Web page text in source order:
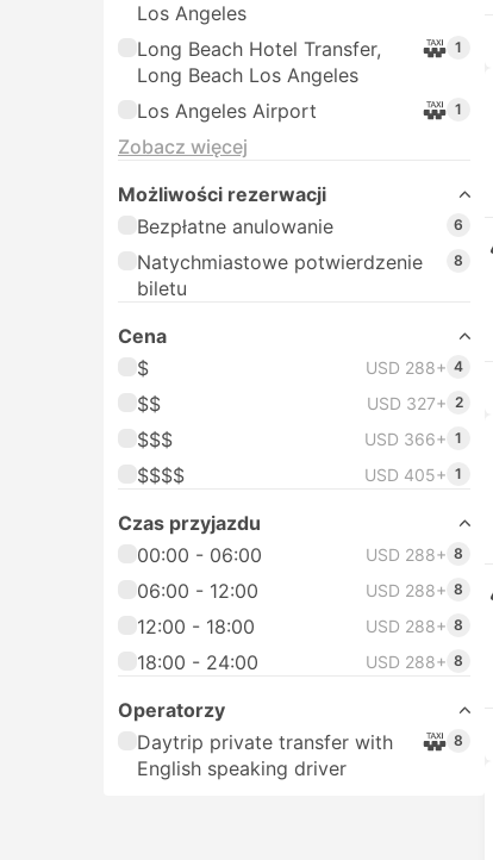
Los Angeles
Long Beach Hotel Transfer,
Long Beach Los Angeles
1
Los Angeles Airport 1
Zobacz więcej
Możliwości rezerwacji
Bezpłatne anulowanie
6
Natychmiastowe potwierdzenie
biletu
8
Cena
$
USD 288+ 4
$$ USD 327+ 2
$$$ USD 366+ 1
$$$$ USD 405+ 1
Czas przyjazdu
00:00 - 06:00
USD 288+ 8
06:00 - 12:00 USD 288+ 8
12:00 - 18:00 USD 288+ 8
18:00 - 24:00 USD 288+ 8
Operatorzy
Daytrip private transfer with
English speaking driver
8